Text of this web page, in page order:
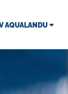
AQUALANDU